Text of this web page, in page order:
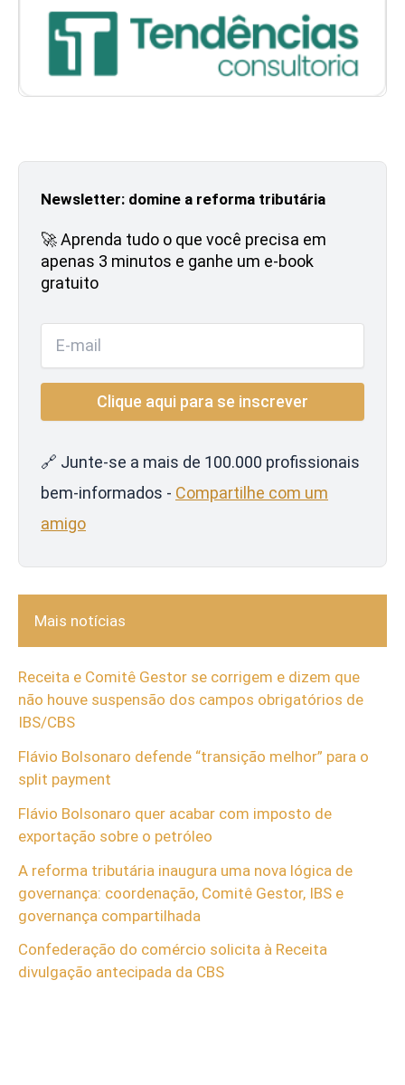
Newsletter: domine a reforma tributária
🚀 Aprenda tudo o que você precisa em
apenas 3 minutos e ganhe um e-book
gratuito
🔗 Junte-se a mais de 100.000 profissionais
bem-informados - Compartilhe com um
amigo
Mais notícias
Receita e Comitê Gestor se corrigem e dizem que
não houve suspensão dos campos obrigatórios de
IBS/CBS
Flávio Bolsonaro defende “transição melhor” para o
split payment
Flávio Bolsonaro quer acabar com imposto de
exportação sobre o petróleo
A reforma tributária inaugura uma nova lógica de
governança: coordenação, Comitê Gestor, IBS e
governança compartilhada
Confederação do comércio solicita à Receita
divulgação antecipada da CBS